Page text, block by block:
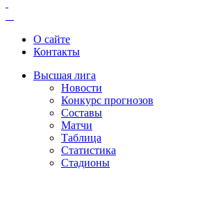
О сайте
Контакты
Высшая лига
Новости
Конкурс прогнозов
Составы
Матчи
Таблица
Статистика
Стадионы